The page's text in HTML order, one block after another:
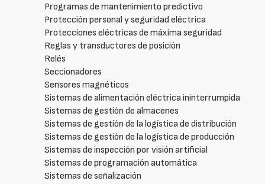
Programas de mantenimiento predictivo
Protección personal y seguridad eléctrica
Protecciones eléctricas de máxima seguridad
Reglas y transductores de posición
Relés
Seccionadores
Sensores magnéticos
Sistemas de alimentación eléctrica ininterrumpida
Sistemas de gestión de almacenes
Sistemas de gestión de la logística de distribución
Sistemas de gestión de la logística de producción
Sistemas de inspección por visión artificial
Sistemas de programación automática
Sistemas de señalización